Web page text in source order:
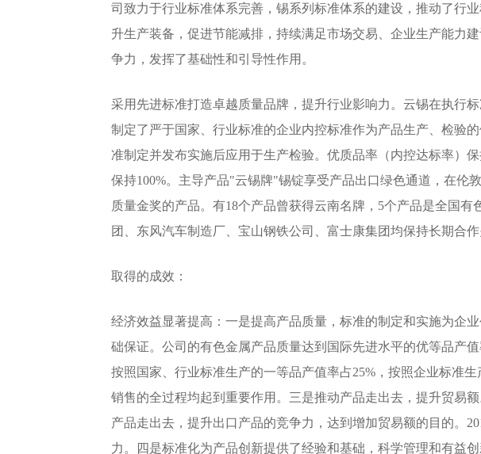
司致力于行业标准体系完善，锡系列标准体系的建设，推动了行
升生产装备，促进节能减排，持续满足市场交易、企业生产能力
争力，发挥了基础性和引导性作用。
采用先进标准打造卓越质量品牌，提升行业影响力。云锡在执行
制定了严于国家、行业标准的企业内控标准作为产品生产、检验
准制定并发布实施后应用于生产检验。优质品率（内控达标率）
保持100%。主导产品"云锡牌"锡锭享受产品出口绿色通道，在
质量金奖的产品。有18个产品曾获得云南名牌，5个产品是全国
团、东风汽车制造厂、宝山钢铁公司、富士康集团均保持长期合
取得的成效：
经济效益显著提高：一是提高产品质量，标准的制定和实施为企
础保证。公司的有色金属产品质量达到国际先进水平的优等品产
按照国家、行业标准生产的一等品产值率占25%，按照企业标准
销售的全过程均起到重要作用。三是推动产品走出去，提升贸易
产品走出去，提升出口产品的竞争力，达到增加贸易额的目的。
力。四是标准化为产品创新提供了经验和基础，科学管理和有益